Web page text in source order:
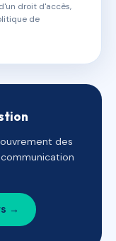
droit d'accès,
de
des
→